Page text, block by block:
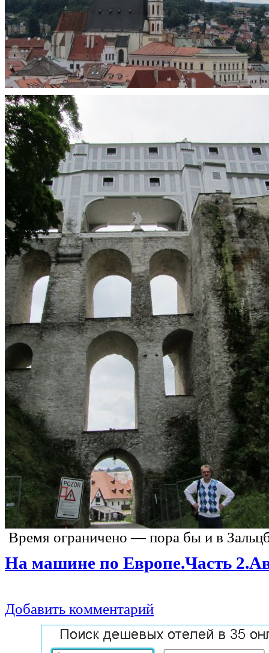
Время ограничено — пора бы и в
На машине по Европе.Часть
Добавить комментарий